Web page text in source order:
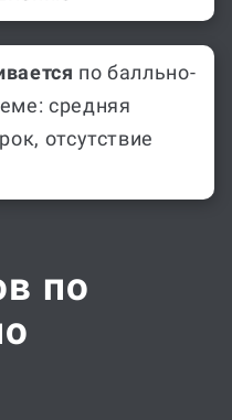
по балльно-
средняя
отсутствие
по